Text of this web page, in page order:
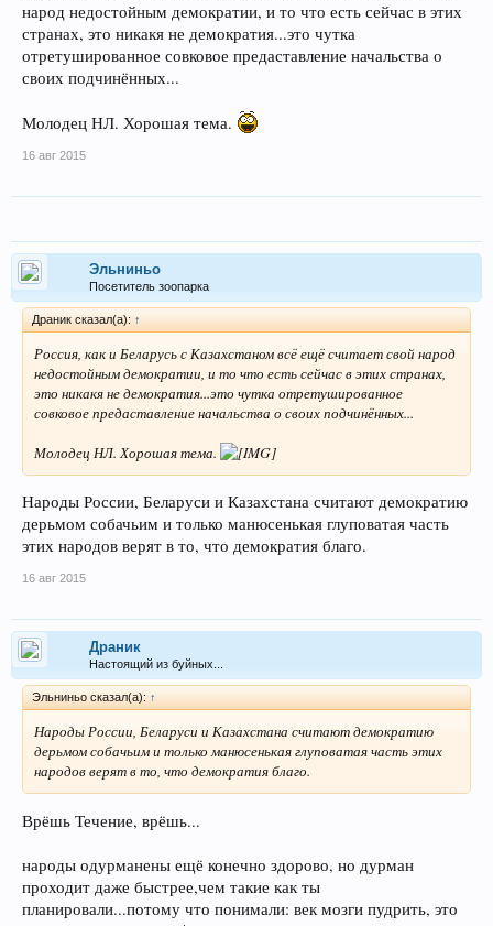
======================
Россия вступила в самое дно демографической ямы девяностых
годов. Мало-помалу вылазим, но за счёт нерусского населения. Это
народ недостойным демократии, и то что есть сейчас в этих
странах, это никакя не демократия...это чутка
отретушированное совковое предаставление начальства о
своих подчинённых...
Молодец НЛ. Хорошая тема.
16 авг 2015
Эльниньо
Посетитель зоопарка
Драник сказал(а): ↑
Россия, как и Беларусь с Казахстаном всё ещё считает свой народ
недостойным демократии, и то что есть сейчас в этих странах,
это никакя не демократия...это чутка отретушированное
совковое предаставление начальства о своих подчинённых...
Молодец НЛ. Хорошая тема.
Народы России, Беларуси и Казахстана считают демократию
дерьмом собачьим и только манюсенькая глуповатая часть
этих народов верят в то, что демократия благо.
16 авг 2015
Драник
Настоящий из буйных...
Эльниньо сказал(а): ↑
Народы России, Беларуси и Казахстана считают демократию
дерьмом собачьим и только манюсенькая глуповатая часть этих
народов верят в то, что демократия благо.
Врёшь Течение, врёшь...
народы одурманены ещё конечно здорово, но дурман
проходит даже быстрее,чем такие как ты
планировали...потому что понимали: век мозги пудрить, это